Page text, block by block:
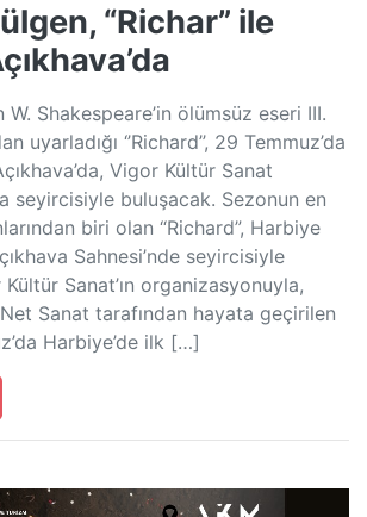
“Richar” ile
W. Shakespeare’in ölümsüz eseri III.
uyarladığı ‘’Richard’’, 29 Temmuz’da
Vigor Kültür Sanat
seyircisiyle buluşacak. Sezonun en
biri olan “Richard”, Harbiye
Sahnesi’nde seyircisiyle
Sanat’ın organizasyonuyla,
Sanat tarafından hayata geçirilen
Harbiye’de ilk […]